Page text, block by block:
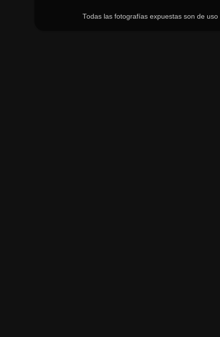
Todas las fotografías expuestas son de